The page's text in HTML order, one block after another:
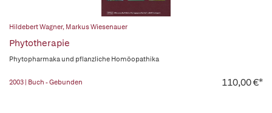
Hildebert Wagner, Markus Wiesenauer
Phytotherapie
Phytopharmaka und pflanzliche Homöopathika
2003 | Buch - Gebunden 110,00 €*